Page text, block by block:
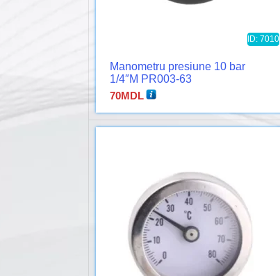
ID: 7010
Manometru presiune 10 bar
1/4″M PR003-63
70MDL